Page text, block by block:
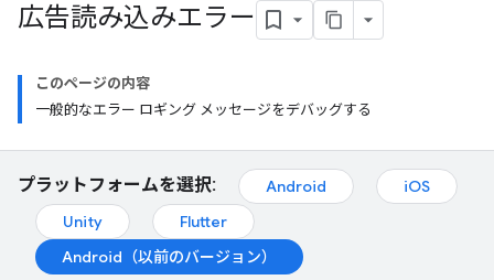
広告読み込みエラー
このページの内容
一般的なエラー ロギング メッセージをデバッグする
プラットフォームを選択: Android
iOS
Unity
Flutter
Android（以前のバージョン）